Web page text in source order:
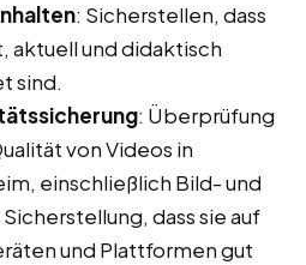
: Sicherstellen, dass
aktuell und didaktisch
sind.
: Überprüfung
von Videos in
einschließlich Bild- und
dass sie auf
und Plattformen gut